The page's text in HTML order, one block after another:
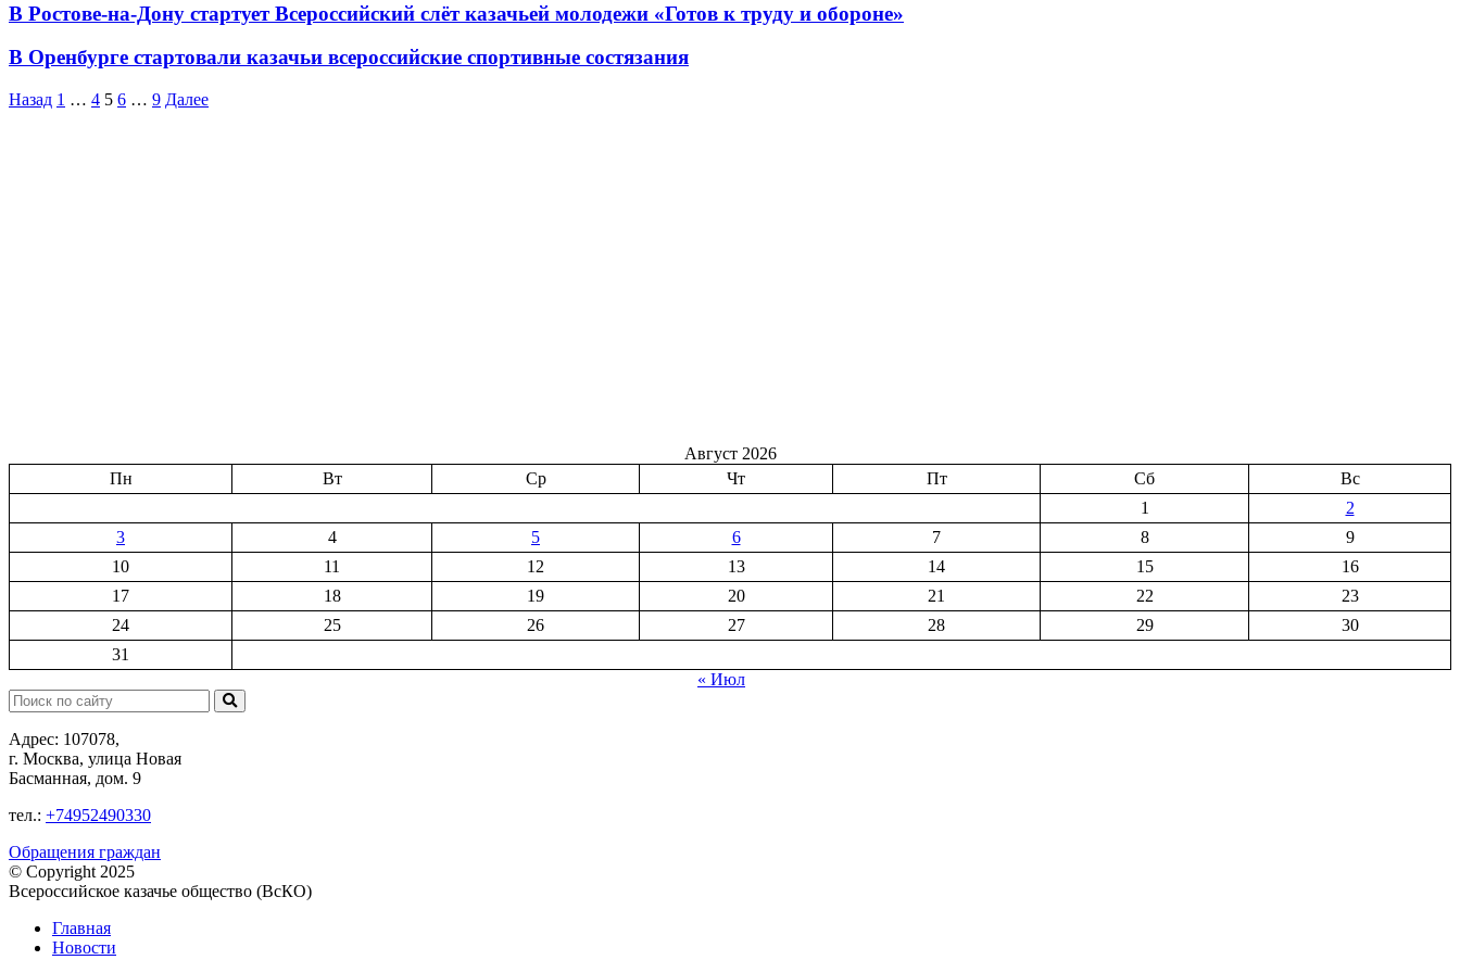
В Ростове-на-Дону стартует Всероссийский слёт казачьей молодежи «Готов к труду и обороне»
В Оренбурге стартовали казачьи всероссийские спортивные состязания
Назад 1 … 4 5 6 … 9 Далее
Август 2026
Пн
Вт Ср Чт Пт Сб
Вс
1
2
3
4 5 6 7 8
9
10
11 12 13 14 15
16
17
18 19 20 21 22
23
24
25 26 27 28 29
30
31
« Июл
Поиск:
Адрес: 107078,
г. Москва, улица Новая
Басманная, дом. 9
тел.: +74952490330
Обращения граждан
© Copyright 2025
Всероссийское казачье общество (ВсКО)
Главная
Новости